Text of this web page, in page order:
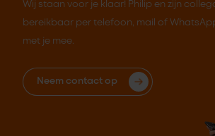
Wij staan voor je klaar! Philip en zijn
bereikbaar per telefoon, mail of
met je mee.
Neem contact op